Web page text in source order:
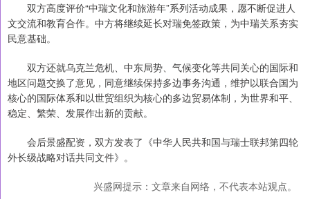
双方高度评价“中瑞文化和旅游年”系列活动成果，愿不断促进人
文交流和教育合作。中方将继续延长对瑞免签政策，为中瑞关系夯实
民意基础。
双方还就乌克兰危机、中东局势、气候变化等共同关心的国际和
地区问题交换了意见，同意继续保持多边事务沟通，维护以联合国为
核心的国际体系和以世贸组织为核心的多边贸易体制，为世界和平、
稳定、繁荣、发展作出新的贡献。
会后景盛配资，双方发表了《中华人民共和国与瑞士联邦第四轮
外长级战略对话共同文件》。
兴盛网提示：文章来自网络，不代表本站观点。